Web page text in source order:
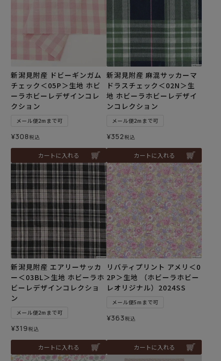
新潟見附産 ドビーギンガム
チェック＜05P＞生地 ホビ
ーラホビーレデザインコレ
クション
メール便2mまで可
¥308税込
カートに入れる
新潟見附産 麻混サッカーマ
ドラスチェック＜02N＞生
地 ホビーラホビーレデザイ
ンコレクション
メール便2mまで可
¥352税込
カートに入れる
新潟見附産 エアリーサッカ
ー＜03BL＞生地 ホビーラホ
ビーレデザインコレクショ
ン
メール便2mまで可
¥319税込
カートに入れる
リバティプリント アメリ＜0
2P＞生地 （ホビーラホビー
レオリジナル）2024SS
メール便5mまで可
¥363税込
カートに入れる